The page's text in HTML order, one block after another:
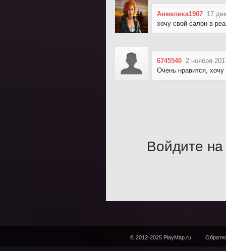
Анжелика1907 17
хочу свой салон в
6745540 2 ноября
Очень нравится,
Войдите на
© 2012-2025 PlayMap.ru